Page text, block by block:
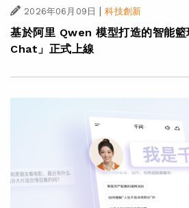
2026年06月09日 | 科技創新
基於阿里 Qwen 模型打造的智能籃
Chat」正式上線